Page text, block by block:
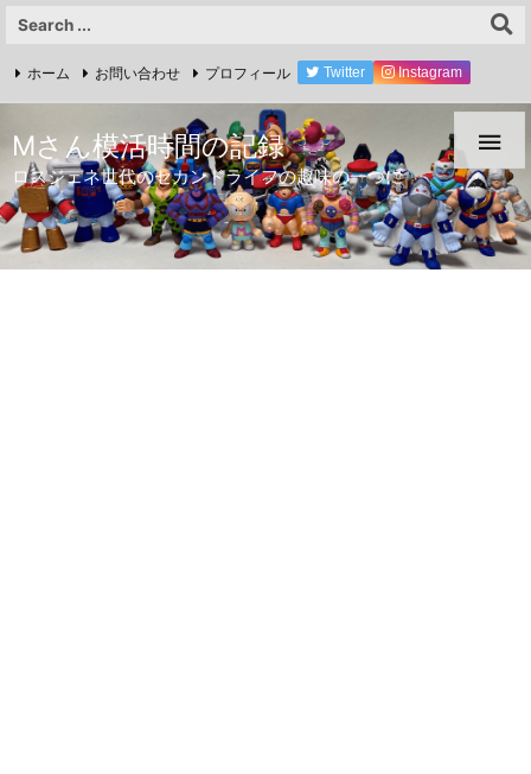

ホーム お問い合わせ プロフィール Twitter Instagram
Mさん模活時間の記録
ロスジェネ世代のセカンドライフの趣味の一つに